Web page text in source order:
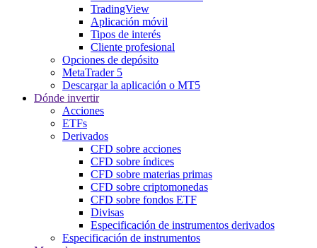
TradingView
Aplicación móvil
Tipos de interés
Cliente profesional
Opciones de depósito
MetaTrader 5
Descargar la aplicación o MT5
Dónde invertir
Acciones
ETFs
Derivados
CFD sobre acciones
CFD sobre índices
CFD sobre materias primas
CFD sobre criptomonedas
CFD sobre fondos ETF
Divisas
Especificación de instrumentos derivados
Especificación de instrumentos